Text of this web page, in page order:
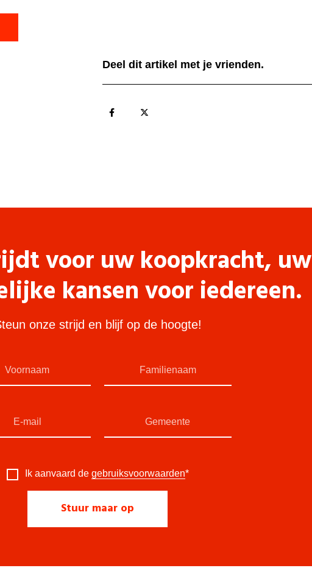
Deel dit artikel met je vrienden.
voor uw koopkracht, uw
kansen voor iedereen.
onze strijd en blijf op de hoogte!
Ik aanvaard de gebruiksvoorwaarden*